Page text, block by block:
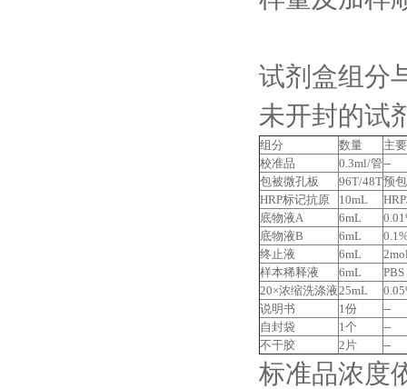
试剂盒组分
未开封的试
组分 数量
主
校准品
0.3ml/管--
包被微孔板
96T/48T预
HRP标记抗原
10mL
底物液A
6mL
底物液B
6mL
终止液
6mL
样本稀释液
6mL
PBS
20×浓缩洗涤液25mL
说明书
1份
--
自封袋
1个
--
不干胶
2片 --
标准品浓度